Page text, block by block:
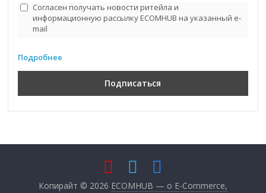
Согласен получать новости ритейла и
информационную рассылку ECOMHUB на указанный e-
mail
Подробнее
Копирайт © 2026 ECOMHUB — о E-Commerce,